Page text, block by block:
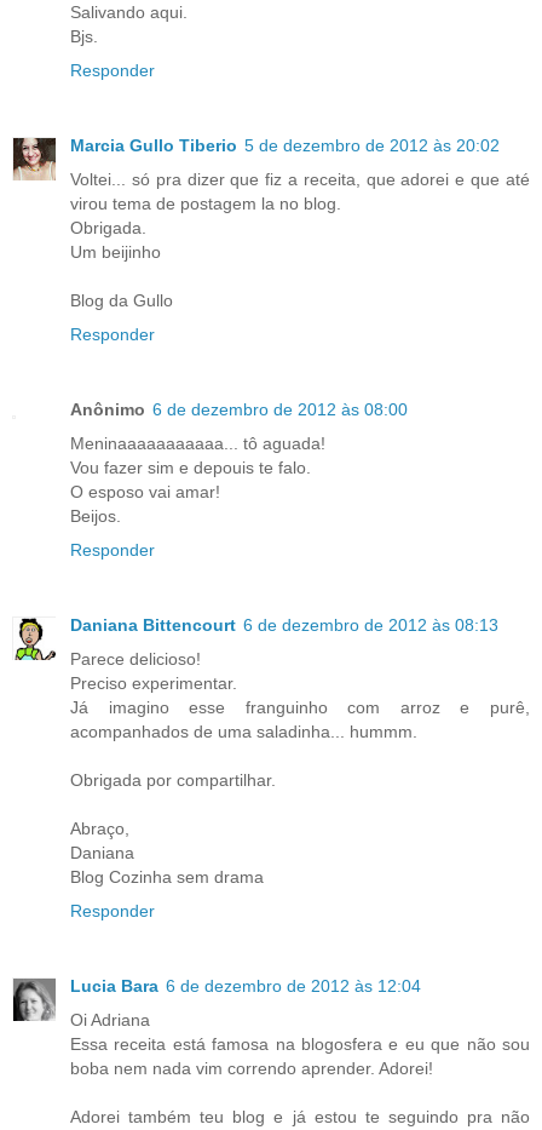
Salivando aqui.
Bjs.
Responder
Marcia Gullo Tiberio 5 de dezembro de 2012 às 20:02
Voltei... só pra dizer que fiz a receita, que adorei e que até
virou tema de postagem la no blog.
Obrigada.
Um beijinho
Blog da Gullo
Responder
Anônimo 6 de dezembro de 2012 às 08:00
Meninaaaaaaaaaaa... tô aguada!
Vou fazer sim e depouis te falo.
O esposo vai amar!
Beijos.
Responder
Daniana Bittencourt 6 de dezembro de 2012 às 08:13
Parece delicioso!
Preciso experimentar.
Já imagino esse franguinho com arroz e purê,
acompanhados de uma saladinha... hummm.
Obrigada por compartilhar.
Abraço,
Daniana
Blog Cozinha sem drama
Responder
Lucia Bara 6 de dezembro de 2012 às 12:04
Oi Adriana
Essa receita está famosa na blogosfera e eu que não sou
boba nem nada vim correndo aprender. Adorei!
Adorei também teu blog e já estou te seguindo pra não